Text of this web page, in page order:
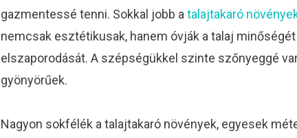
gazmentessé tenni. Sokkal jobb atalajtakaró
nemcsak esztétikusak, hanem óvják a talaj
elszaporodását. A szépségükkel szinte szőnyeggé
gyönyörűek.
Nagyon sokfélék a talajtakaró növények, egyesek